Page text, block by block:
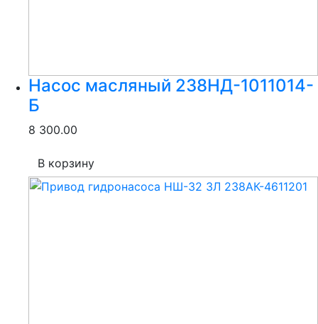
Насос масляный 238НД-1011014-
Б
8 300.00
В корзину